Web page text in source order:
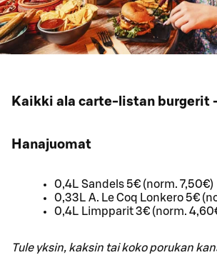
Kaikki ala carte-listan burgerit
Hanajuomat
0,4L Sandels 5€ (norm. 7,50€)
0,33L A. Le Coq Lonkero 5€
0,4L Limpparit 3€ (norm.
Tule yksin, kaksin tai koko porukan